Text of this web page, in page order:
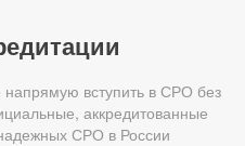
вступить в СРО без
аккредитованные
СРО в России